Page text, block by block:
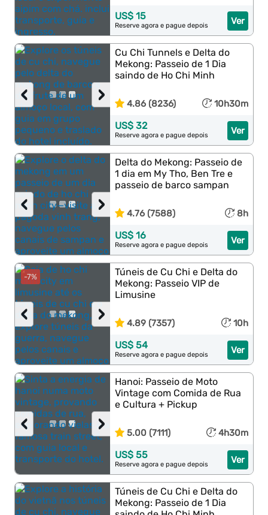
Ver
US$ 15
Reserve agora e pague depois
›
‹
Cu Chi Tunnels e Delta do
Mekong: Passeio de 1 Dia
saindo de Ho Chi Minh
4.86 (8236) 10h30m
Ver
US$ 32
Reserve agora e pague depois
›
‹
Delta do Mekong: Passeio de
1 dia em My Tho, Ben Tre e
passeio de barco sampan
4.76 (7588) 8h
Ver
US$ 16
Reserve agora e pague depois
-7%
›
‹
Túneis de Cu Chi e Delta do
Mekong: Passeio VIP de
Limusine
4.89 (7357) 10h
Ver
US$ 54
Reserve agora e pague depois
›
‹
Hanoi: Passeio de Moto
Vintage com Comida de Rua
e Cultura + Pickup
5.00 (7111) 4h30m
Ver
US$ 55
Reserve agora e pague depois
Túneis de Cu Chi e Delta do
Mekong: Passeio de 1 Dia